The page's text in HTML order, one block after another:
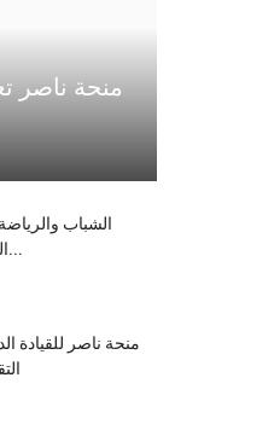
منحة ناصر
الشباب
الدولية تحظي برعاية...
منحة ناصر للقيادة